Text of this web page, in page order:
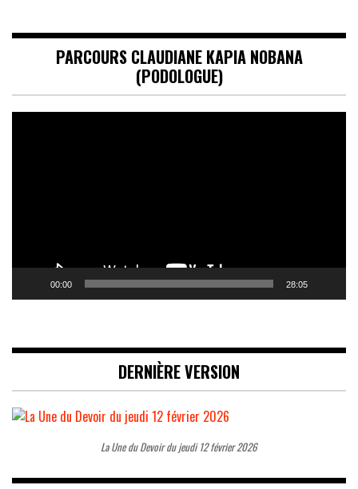
PARCOURS CLAUDIANE KAPIA NOBANA
(PODOLOGUE)
00:00 28:05
DERNIÈRE VERSION
La Une du Devoir du jeudi 12 février 2026